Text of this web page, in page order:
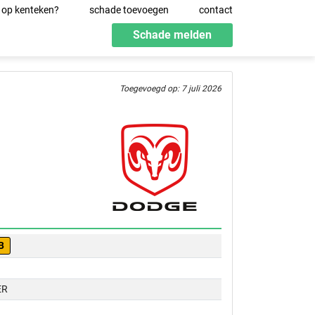
kenteken? schade toevoegen contact
Schade melden
Toegevoegd op: 7 juli 2026